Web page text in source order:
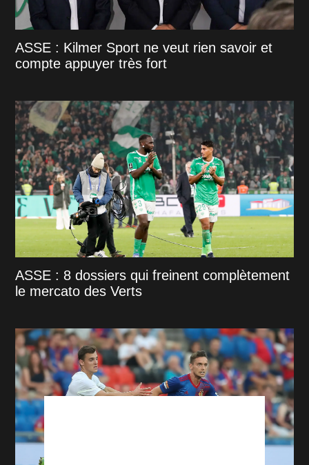
ASSE : Kilmer Sport ne veut rien savoir et
compte appuyer très fort
ASSE : 8 dossiers qui freinent complètement
le mercato des Verts